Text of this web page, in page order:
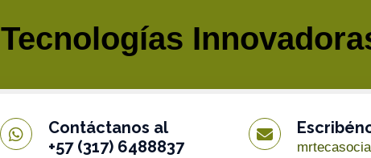
Tecnologías
Contáctanos al
+57 (317) 6488837